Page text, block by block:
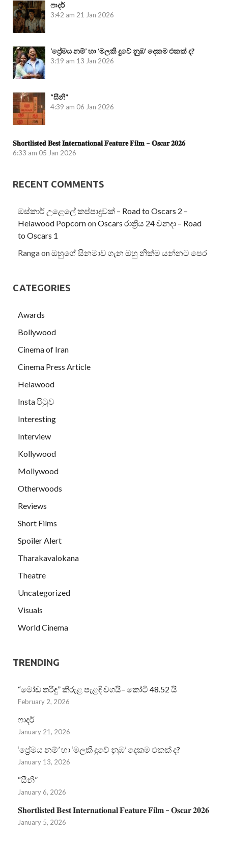
ෆාදර්
3:42 am 21 Jan 2026
‘ප්‍රේමය නම්’ හා ‘මලකි දුවේ නුඹ’ දෙකම එකක් ද?
3:19 am 13 Jan 2026
“සීනි”
4:39 am 06 Jan 2026
𝐒𝐡𝐨𝐫𝐭𝐥𝐢𝐬𝐭𝐞𝐝 𝐁𝐞𝐬𝐭 𝐈𝐧𝐭𝐞𝐫𝐧𝐚𝐭𝐢𝐨𝐧𝐚𝐥 𝐅𝐞𝐚𝐭𝐮𝐫𝐞 𝐅𝐢𝐥𝐦 – 𝐎𝐬𝐜𝐚𝐫 𝟐𝟎𝟐𝟔
6:33 am 05 Jan 2026
RECENT COMMENTS
ඔස්කාර් උළෙලේ කප්පාදුවක් – Road to Oscars 2 –
Helawood PopcornonOscars රාත්‍රිය 24 වනදා – Road
to Oscars 1
Rangaonඔහුගේ සිනමාව ගැන ඔහු නික්ම යන්නට පෙර
CATEGORIES
Awards
Bollywood
Cinema of Iran
Cinema Press Article
Helawood
Insta පිටුව
Interesting
Interview
Kollywood
Mollywood
Otherwoods
Reviews
Short Films
Spoiler Alert
Tharakavalokana
Theatre
Uncategorized
Visuals
World Cinema
TRENDING
“මෝඩ තරිඳු” කිරුළ පැළඳි වගයි– කෝටි 48.52 යි
February 2, 2026
ෆාදර්
January 21, 2026
‘ප්‍රේමය නම්’ හා ‘මලකි දුවේ නුඹ’ දෙකම එකක් ද?
January 13, 2026
“සීනි”
January 6, 2026
𝐒𝐡𝐨𝐫𝐭𝐥𝐢𝐬𝐭𝐞𝐝 𝐁𝐞𝐬𝐭 𝐈𝐧𝐭𝐞𝐫𝐧𝐚𝐭𝐢𝐨𝐧𝐚𝐥 𝐅𝐞𝐚𝐭𝐮𝐫𝐞 𝐅𝐢𝐥𝐦 – 𝐎𝐬𝐜𝐚𝐫 𝟐𝟎𝟐𝟔
January 5, 2026